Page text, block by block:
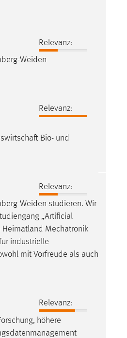
Relevanz:
Weiden
Relevanz:
Bio- und
Relevanz:
Weiden studieren. Wir
„Artificial
Mechatronik
industrielle
mit Vorfreude als auch
Relevanz:
höhere